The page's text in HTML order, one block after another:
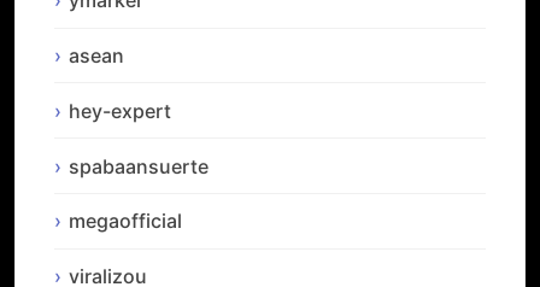
asean
hey-expert
spabaansuerte
megaofficial
viralizou